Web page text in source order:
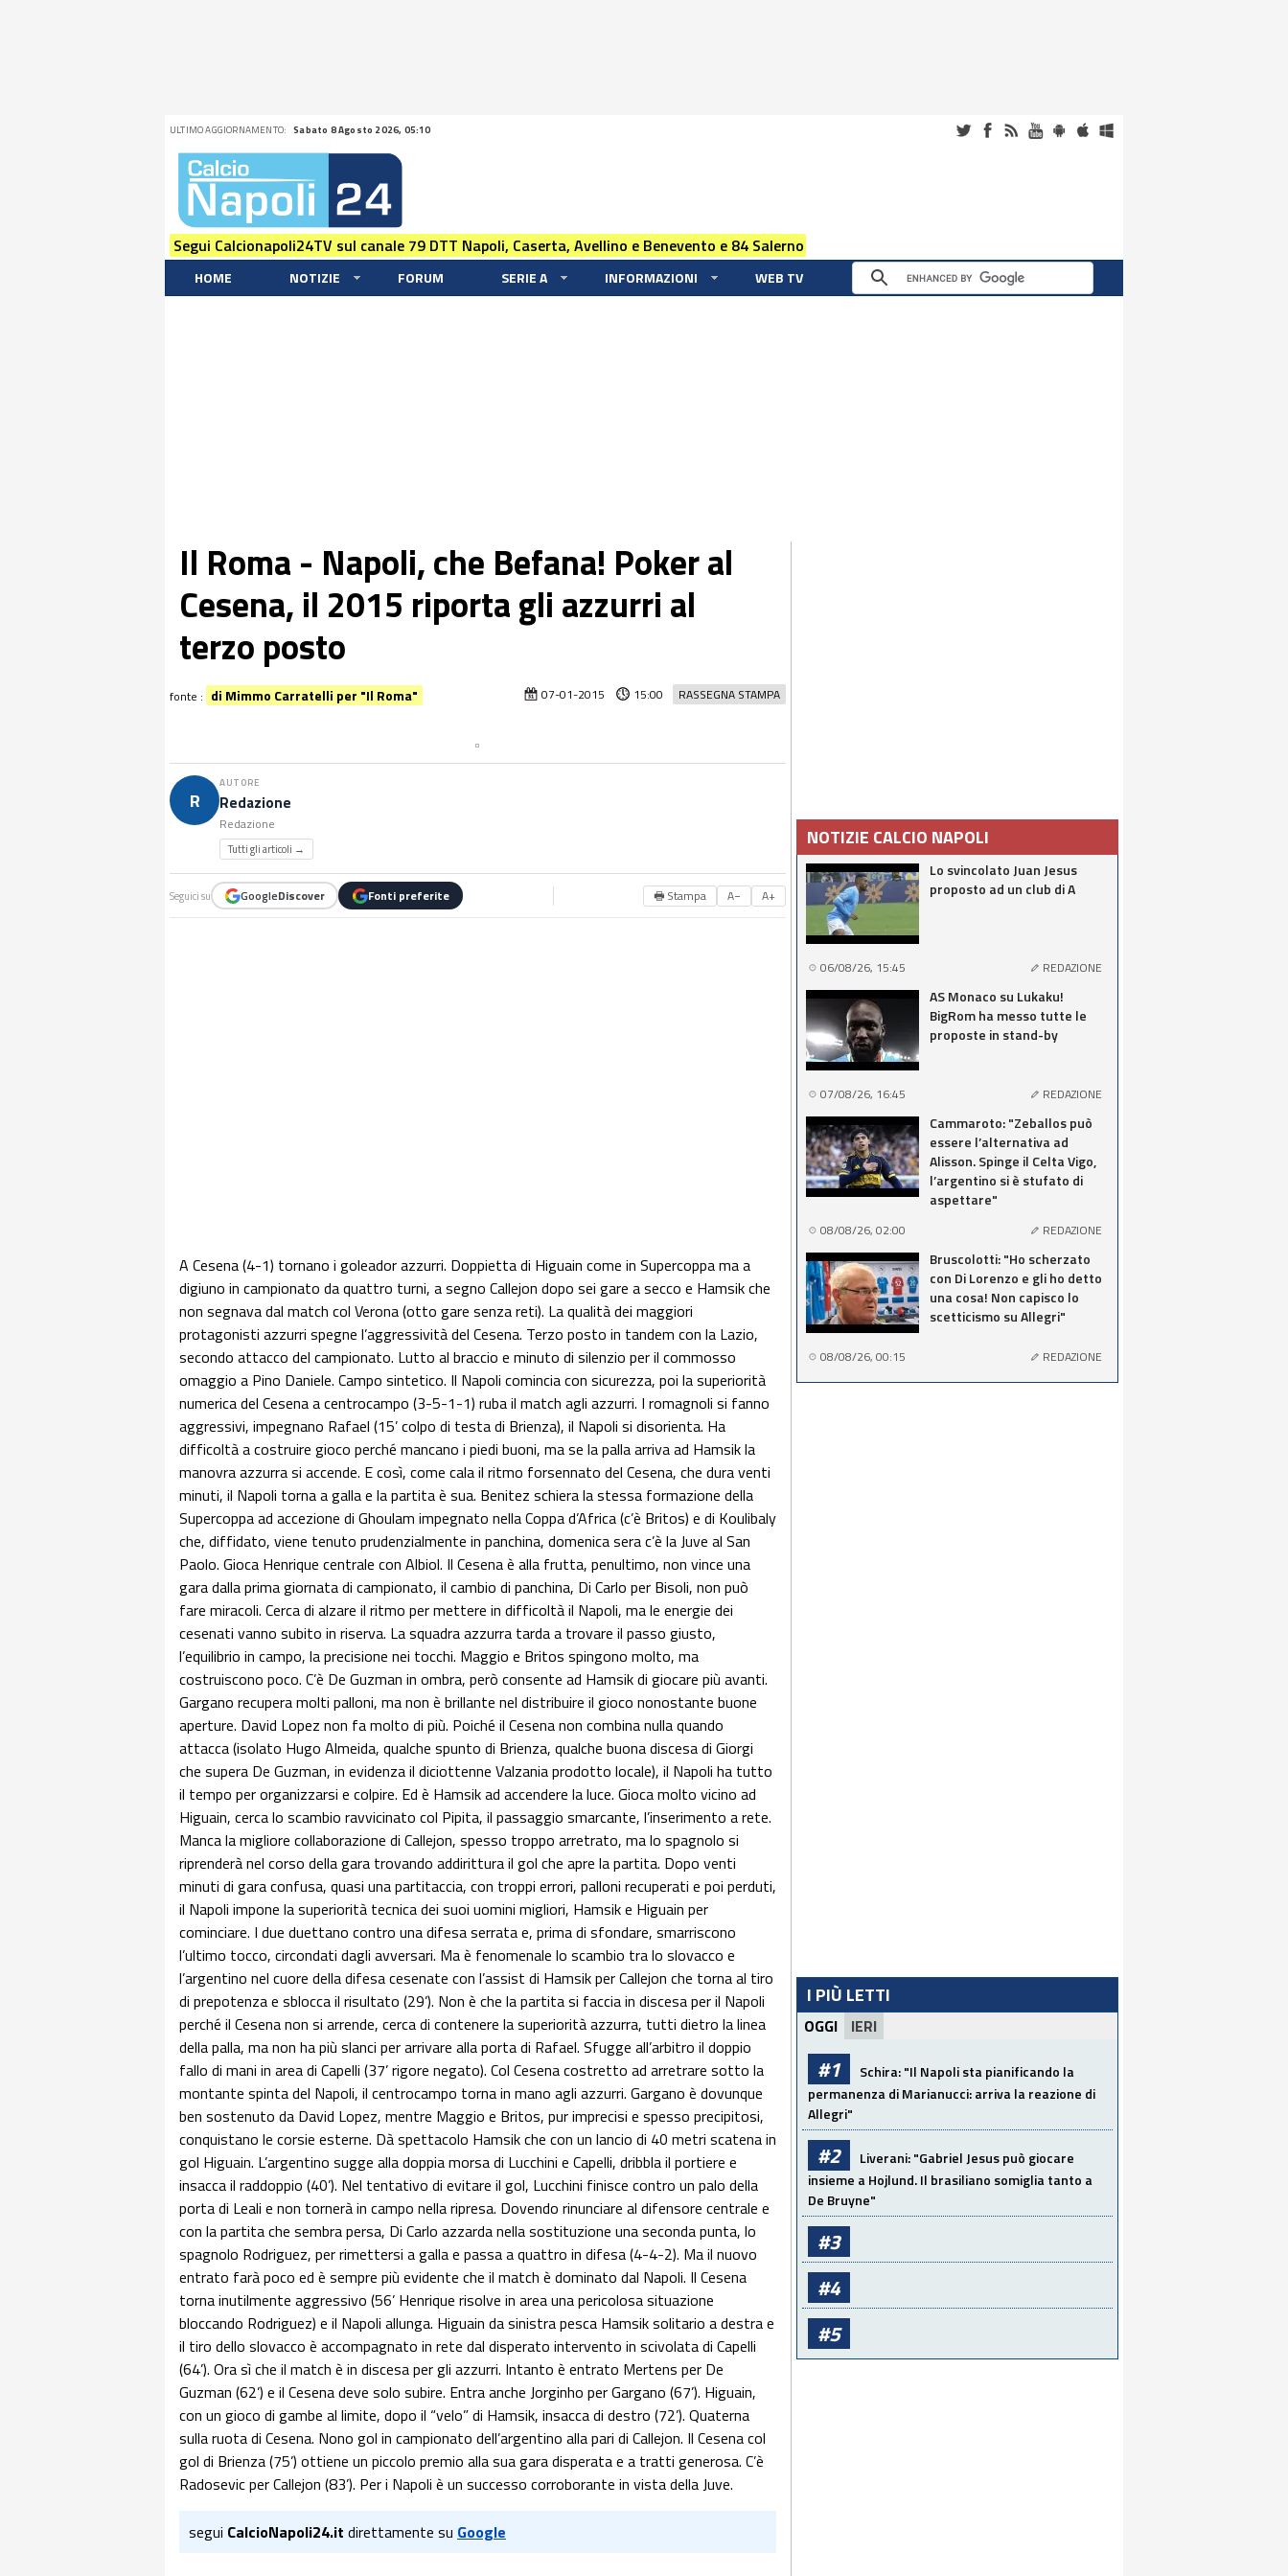
ULTIMO AGGIORNAMENTO: Sabato 8 Agosto 2026, 05:10
Segui Calcionapoli24TV sul canale 79 DTT Napoli, Caserta, Avellino e Benevento e 84 Salerno
HOME NOTIZIE FORUM SERIE A INFORMAZIONI WEB TV
Il Roma - Napoli, che Befana! Poker al
Cesena, il 2015 riporta gli azzurri al
terzo posto
RASSEGNA STAMPA
07-01-2015 15:00
fonte : di Mimmo Carratelli per "Il Roma"
R
AUTORE
Redazione
Redazione
Tutti gli articoli →
Seguici su GoogleDiscover Fonti preferite 🖶 Stampa A− A+
A Cesena (4-1) tornano i goleador azzurri. Doppietta di Higuain come in Supercoppa ma a
digiuno in campionato da quattro turni, a segno Callejon dopo sei gare a secco e Hamsik che
non segnava dal match col Verona (otto gare senza reti). La qualità dei maggiori
protagonisti azzurri spegne l’aggressività del Cesena. Terzo posto in tandem con la Lazio,
secondo attacco del campionato. Lutto al braccio e minuto di silenzio per il commosso
omaggio a Pino Daniele. Campo sintetico. Il Napoli comincia con sicurezza, poi la superiorità
numerica del Cesena a centrocampo (3-5-1-1) ruba il match agli azzurri. I romagnoli si fanno
aggressivi, impegnano Rafael (15’ colpo di testa di Brienza), il Napoli si disorienta. Ha
difficoltà a costruire gioco perché mancano i piedi buoni, ma se la palla arriva ad Hamsik la
manovra azzurra si accende. E così, come cala il ritmo forsennato del Cesena, che dura venti
minuti, il Napoli torna a galla e la partita è sua. Benitez schiera la stessa formazione della
Supercoppa ad accezione di Ghoulam impegnato nella Coppa d’Africa (c’è Britos) e di Koulibaly
che, diffidato, viene tenuto prudenzialmente in panchina, domenica sera c’è la Juve al San
Paolo. Gioca Henrique centrale con Albiol. Il Cesena è alla frutta, penultimo, non vince una
gara dalla prima giornata di campionato, il cambio di panchina, Di Carlo per Bisoli, non può
fare miracoli. Cerca di alzare il ritmo per mettere in difficoltà il Napoli, ma le energie dei
cesenati vanno subito in riserva. La squadra azzurra tarda a trovare il passo giusto,
l’equilibrio in campo, la precisione nei tocchi. Maggio e Britos spingono molto, ma
costruiscono poco. C’è De Guzman in ombra, però consente ad Hamsik di giocare più avanti.
Gargano recupera molti palloni, ma non è brillante nel distribuire il gioco nonostante buone
aperture. David Lopez non fa molto di più. Poiché il Cesena non combina nulla quando
attacca (isolato Hugo Almeida, qualche spunto di Brienza, qualche buona discesa di Giorgi
che supera De Guzman, in evidenza il diciottenne Valzania prodotto locale), il Napoli ha tutto
il tempo per organizzarsi e colpire. Ed è Hamsik ad accendere la luce. Gioca molto vicino ad
Higuain, cerca lo scambio ravvicinato col Pipita, il passaggio smarcante, l’inserimento a rete.
Manca la migliore collaborazione di Callejon, spesso troppo arretrato, ma lo spagnolo si
riprenderà nel corso della gara trovando addirittura il gol che apre la partita. Dopo venti
minuti di gara confusa, quasi una partitaccia, con troppi errori, palloni recuperati e poi perduti,
il Napoli impone la superiorità tecnica dei suoi uomini migliori, Hamsik e Higuain per
cominciare. I due duettano contro una difesa serrata e, prima di sfondare, smarriscono
l’ultimo tocco, circondati dagli avversari. Ma è fenomenale lo scambio tra lo slovacco e
l’argentino nel cuore della difesa cesenate con l’assist di Hamsik per Callejon che torna al tiro
di prepotenza e sblocca il risultato (29’). Non è che la partita si faccia in discesa per il Napoli
perché il Cesena non si arrende, cerca di contenere la superiorità azzurra, tutti dietro la linea
della palla, ma non ha più slanci per arrivare alla porta di Rafael. Sfugge all’arbitro il doppio
fallo di mani in area di Capelli (37’ rigore negato). Col Cesena costretto ad arretrare sotto la
montante spinta del Napoli, il centrocampo torna in mano agli azzurri. Gargano è dovunque
ben sostenuto da David Lopez, mentre Maggio e Britos, pur imprecisi e spesso precipitosi,
conquistano le corsie esterne. Dà spettacolo Hamsik che con un lancio di 40 metri scatena in
gol Higuain. L’argentino sugge alla doppia morsa di Lucchini e Capelli, dribbla il portiere e
insacca il raddoppio (40’). Nel tentativo di evitare il gol, Lucchini finisce contro un palo della
porta di Leali e non tornerà in campo nella ripresa. Dovendo rinunciare al difensore centrale e
con la partita che sembra persa, Di Carlo azzarda nella sostituzione una seconda punta, lo
spagnolo Rodriguez, per rimettersi a galla e passa a quattro in difesa (4-4-2). Ma il nuovo
entrato farà poco ed è sempre più evidente che il match è dominato dal Napoli. Il Cesena
torna inutilmente aggressivo (56’ Henrique risolve in area una pericolosa situazione
bloccando Rodriguez) e il Napoli allunga. Higuain da sinistra pesca Hamsik solitario a destra e
il tiro dello slovacco è accompagnato in rete dal disperato intervento in scivolata di Capelli
(64’). Ora sì che il match è in discesa per gli azzurri. Intanto è entrato Mertens per De
Guzman (62’) e il Cesena deve solo subire. Entra anche Jorginho per Gargano (67’). Higuain,
con un gioco di gambe al limite, dopo il “velo” di Hamsik, insacca di destro (72’). Quaterna
sulla ruota di Cesena. Nono gol in campionato dell’argentino alla pari di Callejon. Il Cesena col
gol di Brienza (75’) ottiene un piccolo premio alla sua gara disperata e a tratti generosa. C’è
Radosevic per Callejon (83’). Per i Napoli è un successo corroborante in vista della Juve.
segui CalcioNapoli24.it direttamente su Google
NOTIZIE CALCIO NAPOLI
Lo svincolato Juan Jesus
proposto ad un club di A
06/08/26, 15:45 REDAZIONE
AS Monaco su Lukaku!
BigRom ha messo tutte le
proposte in stand-by
07/08/26, 16:45 REDAZIONE
Cammaroto: "Zeballos può
essere l’alternativa ad
Alisson. Spinge il Celta Vigo,
l’argentino si è stufato di
aspettare"
08/08/26, 02:00 REDAZIONE
Bruscolotti: "Ho scherzato
con Di Lorenzo e gli ho detto
una cosa! Non capisco lo
scetticismo su Allegri"
08/08/26, 00:15 REDAZIONE
I PIÙ LETTI
OGGI IERI
#1
Schira: "Il Napoli sta pianificando la
permanenza di Marianucci: arriva la reazione di
Allegri"
#2
Liverani: "Gabriel Jesus può giocare
insieme a Hojlund. Il brasiliano somiglia tanto a
De Bruyne"
#3
#4
#5